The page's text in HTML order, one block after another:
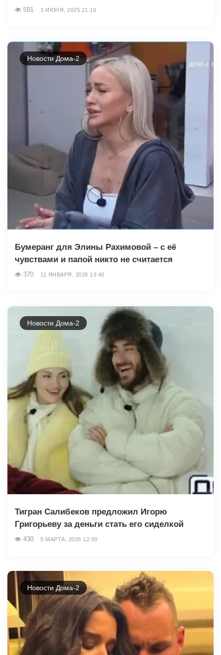
591 3 ИЮНЯ, 2025 21:10
Новости Дома-2
Бумеранг для Элины Рахимовой – с её
чувствами и папой никто не считается
370 11 ЯНВАРЯ, 2026 13:40
Новости Дома-2
Тигран Салибеков предложил Игорю
Григорьеву за деньги стать его сиделкой
430 5 МАРТА, 2026 12:00
Новости Дома-2